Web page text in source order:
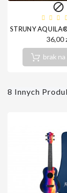

STRUNY AQUILA®
36,00
brak
8 Innych